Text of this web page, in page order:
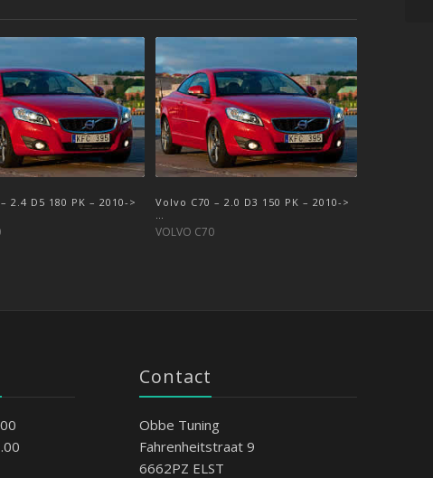
2.4 D5 180 PK – 2010->
Volvo C70 – 2.0 D3 150 PK – 2010->
VOLVO C70
2.4 D5 180 PK – 2006-
Volvo C70 – 2.4 D5 163 PK – 2006-
VOLVO C70
Contact
Obbe Tuning
Fahrenheitstraat 9
6662PZ ELST